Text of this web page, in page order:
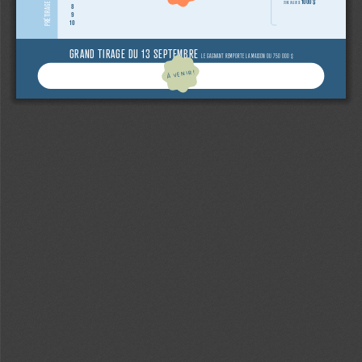
8
9
10
GRAND TIRAGE DU 13 SEPTEMBRE LE GAGNANT REMPORTE LA MAISON OU 750 000 $
D’UNE VALEUR DE
À VENIR!